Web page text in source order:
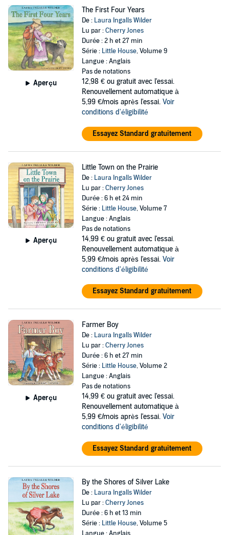
Aperçu
The First Four Years
De : Laura Ingalls Wilder
Lu par :Cherry Jones
Durée : 2 h et 27 min
Série : Little House, Volume 9
Langue : Anglais
Pas de notations
12,98 € ou gratuit avec l'essai.
Renouvellement automatique à
5,99 €/mois après l'essai. Voir
conditions d'éligibilité
Essayez Standard gratuitement
Aperçu
Little Town on the Prairie
De : Laura Ingalls Wilder
Lu par :Cherry Jones
Durée : 6 h et 24 min
Série : Little House, Volume 7
Langue : Anglais
Pas de notations
14,99 € ou gratuit avec l'essai.
Renouvellement automatique à
5,99 €/mois après l'essai. Voir
conditions d'éligibilité
Essayez Standard gratuitement
Aperçu
Farmer Boy
De : Laura Ingalls Wilder
Lu par :Cherry Jones
Durée : 6 h et 27 min
Série : Little House, Volume 2
Langue : Anglais
Pas de notations
14,99 € ou gratuit avec l'essai.
Renouvellement automatique à
5,99 €/mois après l'essai. Voir
conditions d'éligibilité
Essayez Standard gratuitement
By the Shores of Silver Lake
De : Laura Ingalls Wilder
Lu par :Cherry Jones
Durée : 6 h et 13 min
Série : Little House, Volume 5